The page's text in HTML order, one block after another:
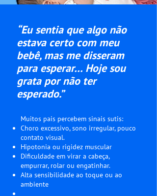
“Eu sentia que algo não
estava certo com meu
bebê, mas me disseram
para esperar… Hoje sou
grata por não ter
esperado.”
Muitos pais percebem sinais sutis:
Choro excessivo, sono irregular, pouco
contato visual.
Hipotonia ou rigidez muscular
Dificuldade em virar a cabeça,
empurrar, rolar ou engatinhar.
Alta sensibilidade ao toque ou ao
ambiente